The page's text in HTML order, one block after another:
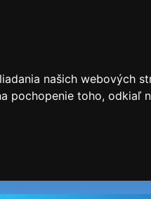
našich webových
pochopenie toho, odkiaľ